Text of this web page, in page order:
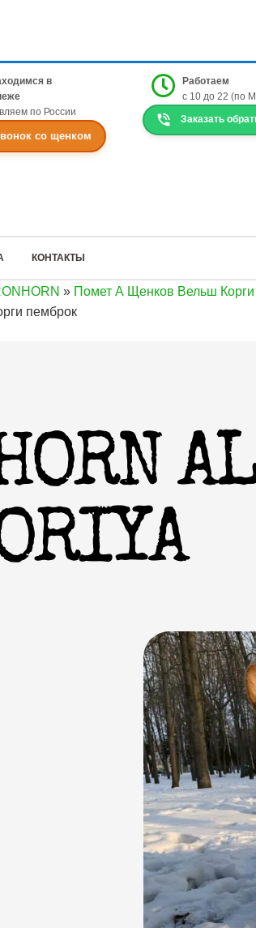
в
по России
со щенком
Работаем
с 10 до 22 (по
Заказать
КОНТАКТЫ
» Помет А Щенков Вельш
пемброк